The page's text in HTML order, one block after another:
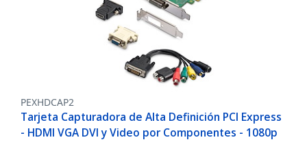
PEXHDCAP2
Tarjeta Capturadora de Alta Definición PCI Express
- HDMI VGA DVI y Video por Componentes - 1080p